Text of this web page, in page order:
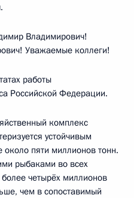
Владимирович!
Уважаемые коллеги!
работы
Российской Федерации.
комплекс
устойчивым
пяти миллионов тонн.
рыбаками во всех
четырёх миллионов
чем в сопоставимый